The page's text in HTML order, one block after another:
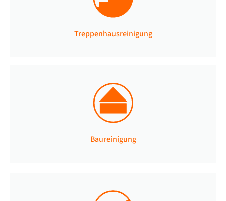
Treppenhausreinigung
Baureinigung